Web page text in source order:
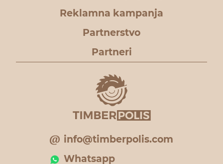
Reklamna kampanja
Partnerstvo
Partneri
info@timberpolis.com
Whatsapp